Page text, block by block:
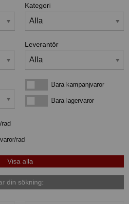
Kategori
Leverantör
Bara kampanjvarorBara kampanjvaror
Bara lagervarorBara lagervaror
rad
din sökning: